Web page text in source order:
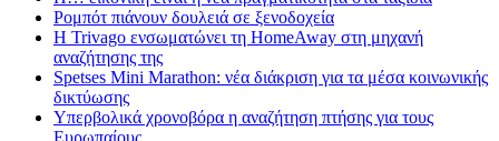
Ρομπότ πιάνουν δουλειά σε ξενοδοχεία
Η Trivago ενσωματώνει τη HomeAway στη μηχανή
αναζήτησης της
Spetses Mini Marathon: νέα διάκριση για τα μέσα κοινωνικής
δικτύωσης
Υπερβολικά χρονοβόρα η αναζήτηση πτήσης για τους
Ευρωπαίους